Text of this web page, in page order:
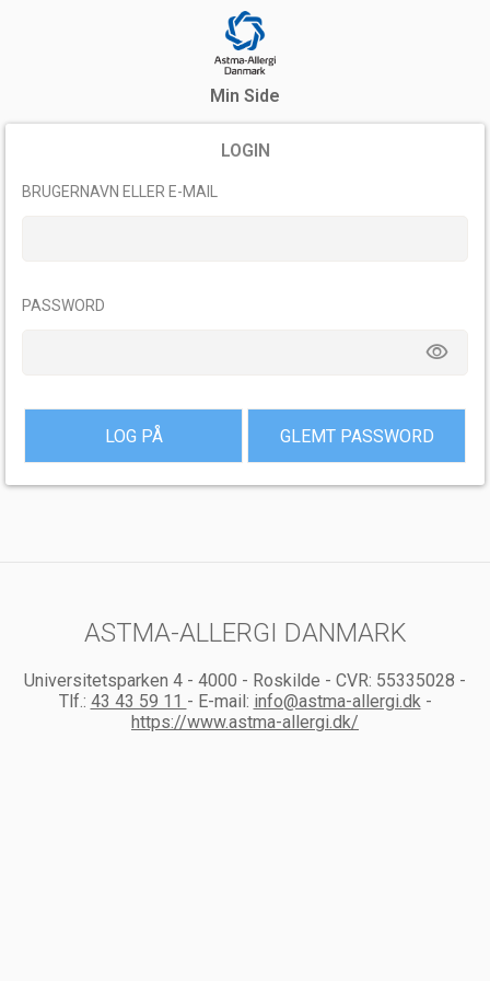
Min Side
LOGIN
BRUGERNAVN ELLER E-MAIL
PASSWORD
remove_red_eye
ASTMA-ALLERGI DANMARK
Universitetsparken 4 - 4000 - Roskilde - CVR: 55335028 -
Tlf.: 43 43 59 11 - E-mail: info@astma-allergi.dk-
https://www.astma-allergi.dk/